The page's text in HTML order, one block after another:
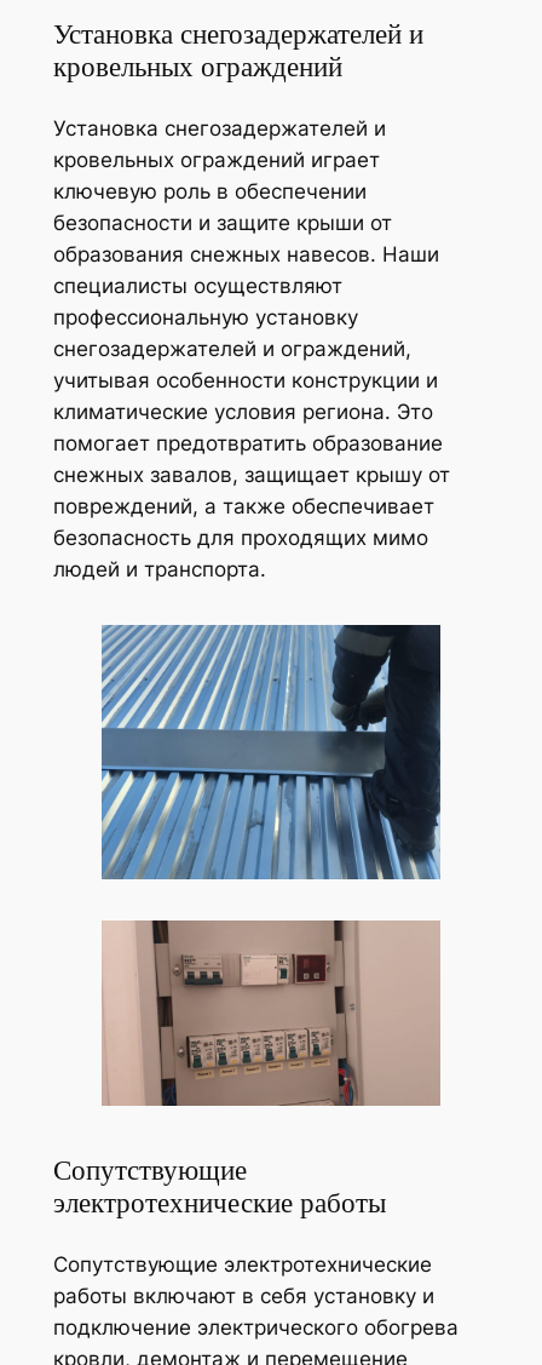
Установка снегозадержателей и
кровельных ограждений
Установка снегозадержателей и
кровельных ограждений играет
ключевую роль в обеспечении
безопасности и защите крыши от
образования снежных навесов. Наши
специалисты осуществляют
профессиональную установку
снегозадержателей и ограждений,
учитывая особенности конструкции и
климатические условия региона. Это
помогает предотвратить образование
снежных завалов, защищает крышу от
повреждений, а также обеспечивает
безопасность для проходящих мимо
людей и транспорта.
Сопутствующие
электротехнические работы
Сопутствующие электротехнические
работы включают в себя установку и
подключение электрического обогрева
кровли, демонтаж и перемещение